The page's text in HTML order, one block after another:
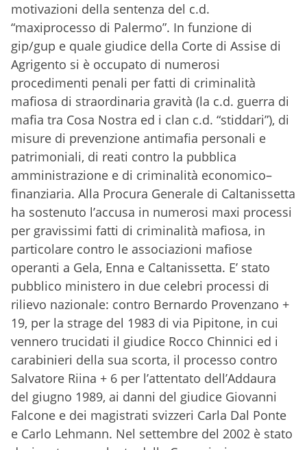
motivazioni della sentenza del c.d.
“maxiprocesso di Palermo”. In funzione di
gip/gup e quale giudice della Corte di Assise di
Agrigento si è occupato di numerosi
procedimenti penali per fatti di criminalità
mafiosa di straordinaria gravità (la c.d. guerra di
mafia tra Cosa Nostra ed i clan c.d. “stiddari”), di
misure di prevenzione antimafia personali e
patrimoniali, di reati contro la pubblica
amministrazione e di criminalità economico–
finanziaria. Alla Procura Generale di Caltanissetta
ha sostenuto l’accusa in numerosi maxi processi
per gravissimi fatti di criminalità mafiosa, in
particolare contro le associazioni mafiose
operanti a Gela, Enna e Caltanissetta. E’ stato
pubblico ministero in due celebri processi di
rilievo nazionale: contro Bernardo Provenzano +
19, per la strage del 1983 di via Pipitone, in cui
vennero trucidati il giudice Rocco Chinnici ed i
carabinieri della sua scorta, il processo contro
Salvatore Riina + 6 per l’attentato dell’Addaura
del giugno 1989, ai danni del giudice Giovanni
Falcone e dei magistrati svizzeri Carla Dal Ponte
e Carlo Lehmann. Nel settembre del 2002 è stato